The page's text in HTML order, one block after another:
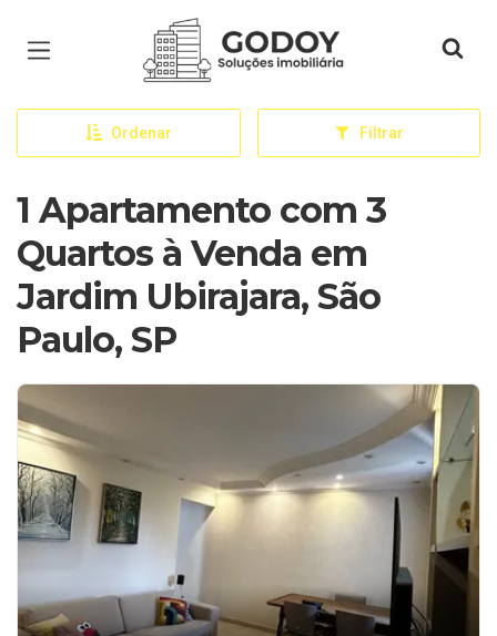
Página inicial
Ordenar Filtrar
1 Apartamento com 3
Quartos à Venda em
Jardim Ubirajara, São
Paulo, SP